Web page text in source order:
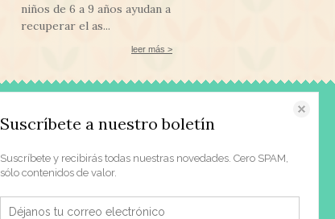
niños de 6 a 9 años ayudan a
recuperar el as...
leer más >
Contacto
Acerca de nosotros
Dónde estamos
Suscríbete a nuestro boletín
Suscríbete y recibirás todas nuestras novedades. Cero SPAM,
sólo contenidos de valor.